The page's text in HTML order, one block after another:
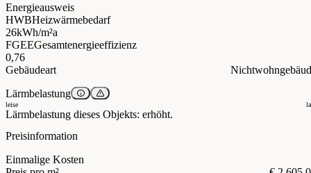
Energieausweis
HWBHeizwärmebedarf
26kWh/m²a
FGEEGesamtenergieeffizienz
0,76
Gebäudeart
Lärmbelastung
leise
Lärmbelastung dieses Objekts: erhöht.
Preisinformation
Einmalige Kosten